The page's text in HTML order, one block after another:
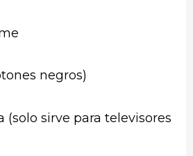
negros)
(solo sirve para televisores